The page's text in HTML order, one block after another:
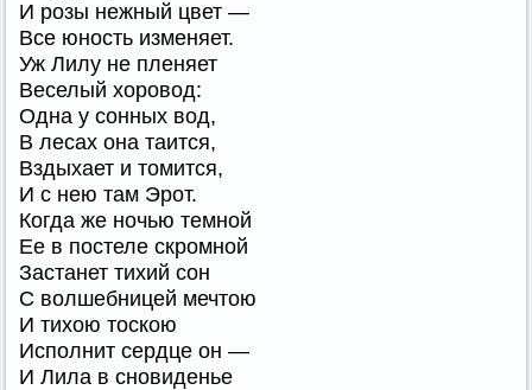
И розы нежный цвет —
Все юность изменяет.
Уж Лилу не пленяет
Веселый хоровод:
Одна у сонных вод,
В лесах она таится,
Вздыхает и томится,
И с нею там Эрот.
Когда же ночью темной
Ее в постеле скромной
Застанет тихий сон
С волшебницей мечтою
И тихою тоскою
Исполнит сердце он —
И Лила в сновиденье